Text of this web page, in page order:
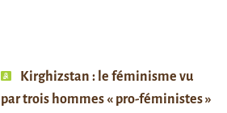
Kirghizstan : le féminisme vu
par trois hommes « pro-féministes »